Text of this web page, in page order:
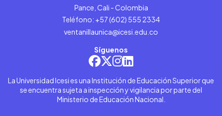
Pance, Cali - Colombia
Teléfono: +57 (602) 555 2334
ventanillaunica@icesi.edu.co
Síguenos
La Universidad Icesi es una Institución de Educación Superior que
se encuentra sujeta a inspección y vigilancia por parte del
Ministerio de Educación Nacional.